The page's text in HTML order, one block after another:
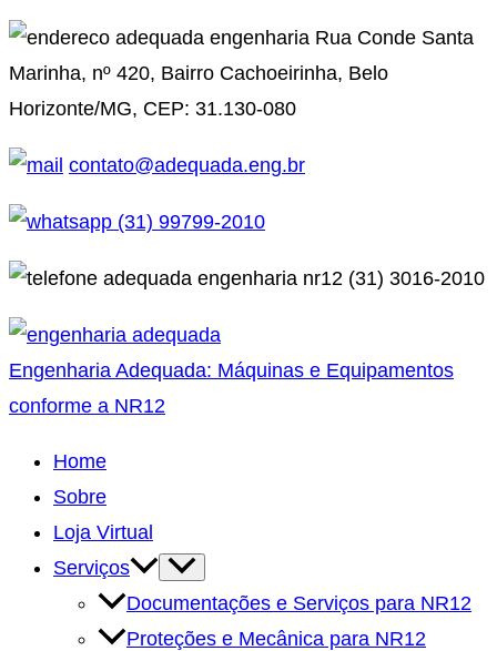
Ir
para
o
conteúdo
Rua Conde Santa
Marinha, nº 420, Bairro Cachoeirinha, Belo
Horizonte/MG, CEP: 31.130-080
contato@adequada.eng.br
(31) 99799-2010
(31) 3016-2010
Engenharia Adequada: Máquinas e Equipamentos
conforme a NR12
Home
Sobre
Loja Virtual
Serviços
Alternar
menu
Documentações e Serviços para NR12
Proteções e Mecânica para NR12